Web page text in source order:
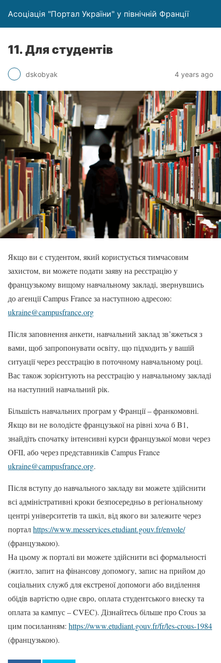
Асоціація "Портал України" у північній Франції
11. Для студентів
dskobyak 4 years ago
Якщо ви є студентом, який користується тимчасовим
захистом, ви можете подати заяву на реєстрацію у
французькому вищому навчальному закладі, звернувшись
до агенції Campus France за наступною адресою:
ukraine@campusfrance.org
Після заповнення анкети, навчальний заклад зв’яжеться з
вами, щоб запропонувати освіту, що підходить у вашій
ситуації через реєстрацію в поточному навчальному році.
Вас також зорієнтують на реєстрацію у навчальному закладі
на наступний навчальний рік.
Більшість навчальних програм у Франції – франкомовні.
Якщо ви не володієте французької на рівні хоча б B1,
знайдіть спочатку інтенсивні курси французької мови через
OFII, або через представників Campus France
ukraine@campusfrance.org.
Після вступу до навчального закладу ви можете здійснити
всі адміністративні кроки безпосередньо в регіональному
центрі університетів та шкіл, від якого ви залежите через
порталhttps://www.messervices.etudiant.gouv.fr/envole/
(французькою).
На цьому ж порталі ви можете здійснити всі формальності
(житло, запит на фінансову допомогу, запис на прийом до
соціальних служб для екстреної допомоги або виділення
обідів вартістю одне євро, оплата студентського внеску та
оплата за кампус – CVEC). Дізнайтесь більше про Crous за
цим посиланням: https://www.etudiant.gouv.fr/fr/les-crous-1984
(французькою).